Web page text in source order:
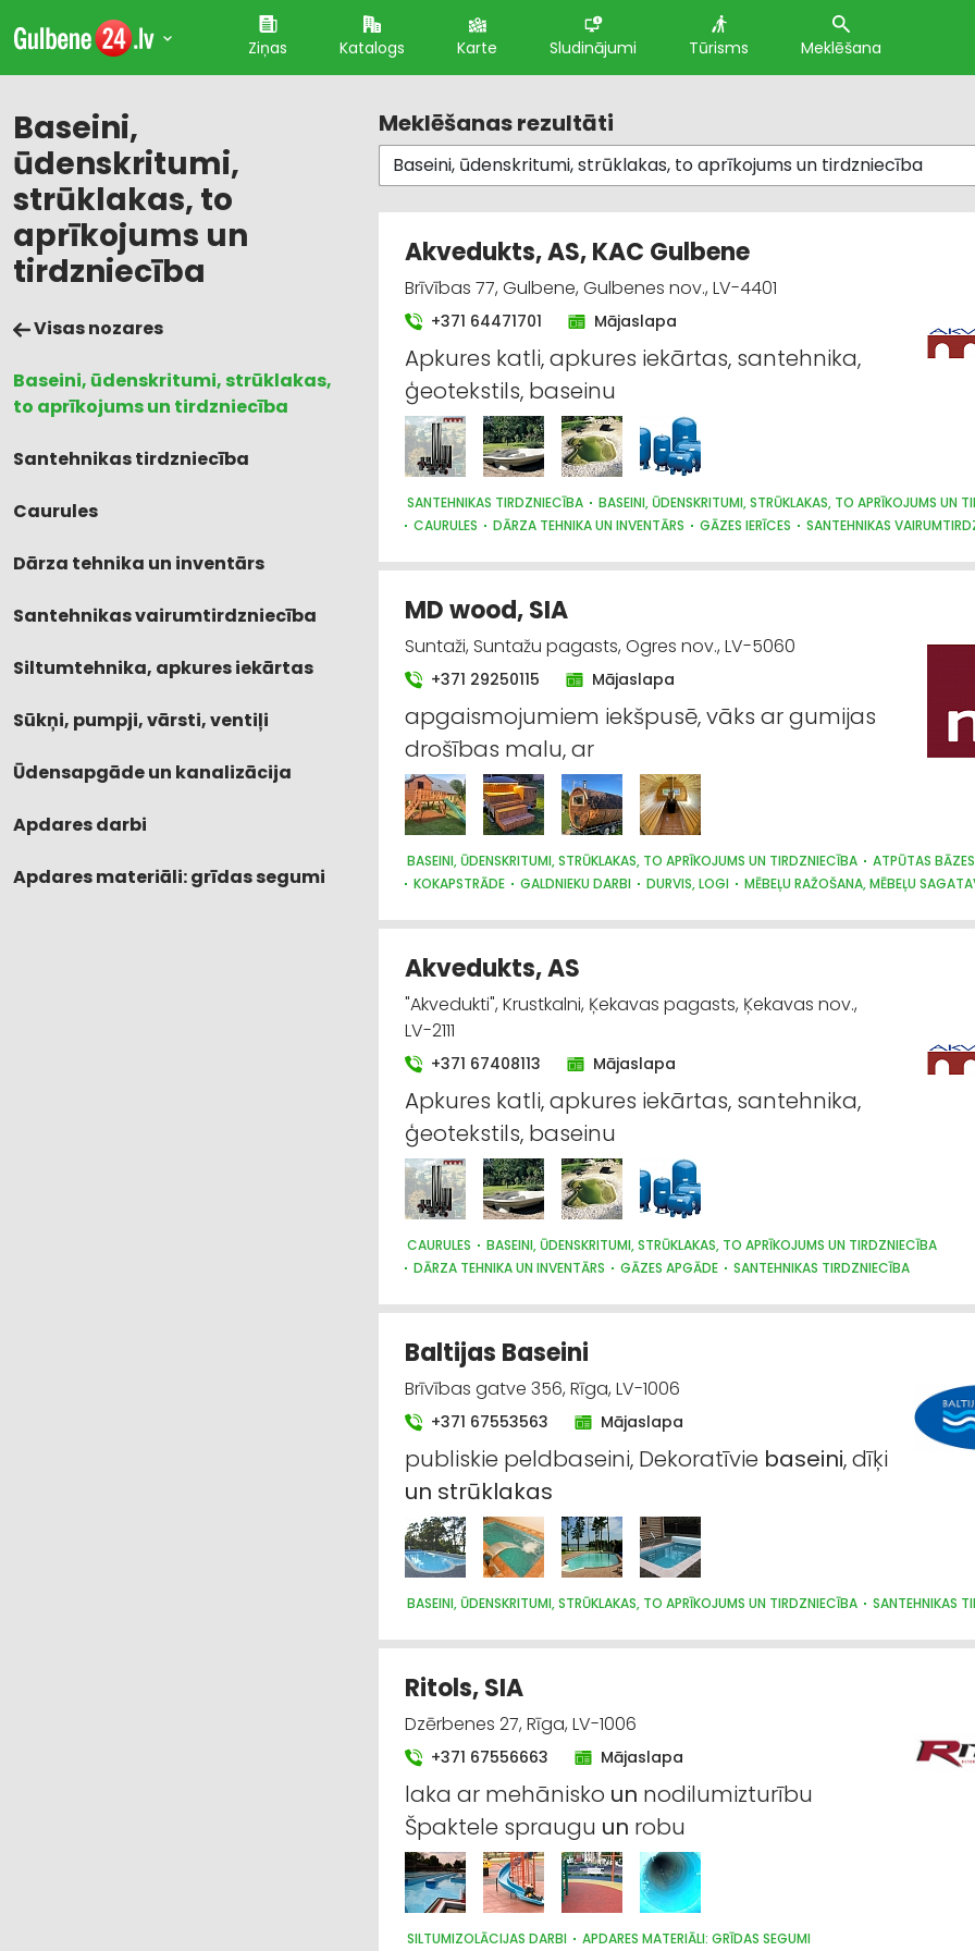
Ziņas Katalogs Karte Sludinājumi Tūrisms Meklēšana
Baseini,
ūdenskritumi,
strūklakas, to
aprīkojums un
tirdzniecība
Visas nozares
Baseini, ūdenskritumi, strūklakas,
to aprīkojums un tirdzniecība
Santehnikas tirdzniecība
Caurules
Dārza tehnika un inventārs
Santehnikas vairumtirdzniecība
Siltumtehnika, apkures iekārtas
Sūkņi, pumpji, vārsti, ventiļi
Ūdensapgāde un kanalizācija
Apdares darbi
Apdares materiāli: grīdas segumi
Meklēšanas rezultāti
Akvedukts, AS, KAC Gulbene
Brīvības 77, Gulbene, Gulbenes nov., LV-4401
+371 64471701 Mājaslapa
Apkures katli, apkures iekārtas, santehnika,
ģeotekstils, baseinu
SANTEHNIKAS TIRDZNIECĪBA
BASEINI, ŪDENSKRITUMI, STRŪKLAKAS, TO APRĪKOJUMS UN
CAURULES
DĀRZA TEHNIKA UN INVENTĀRS GĀZES IERĪCES
SANTEHNIKAS
ŪDENSAPGĀDE UN KANALIZĀCIJA
MD wood, SIA
Suntaži, Suntažu pagasts, Ogres nov., LV-5060
+371 29250115 Mājaslapa
apgaismojumiem iekšpusē, vāks ar gumijas
drošības malu, ar
BASEINI, ŪDENSKRITUMI, STRŪKLAKAS, TO APRĪKOJUMS UN TIRDZNIECĪBA
ATPŪTAS
KOKAPSTRĀDE
GALDNIEKU DARBI DURVIS, LOGI
MĒBEĻU RAŽOŠANA, MĒBEĻU
Akvedukts, AS
"Akvedukti", Krustkalni, Ķekavas pagasts, Ķekavas nov.,
LV-2111
+371 67408113 Mājaslapa
Apkures katli, apkures iekārtas, santehnika,
ģeotekstils, baseinu
CAURULES
BASEINI, ŪDENSKRITUMI, STRŪKLAKAS, TO APRĪKOJUMS UN TIRDZNIECĪBA
DĀRZA TEHNIKA UN INVENTĀRS
GĀZES APGĀDE
SANTEHNIKAS TIRDZNIECĪBA
SŪKŅI, PUMPJI, VĀRSTI, VENTIĻI
ŪDENSAPGĀDE UN KANALIZĀCIJA
Baltijas Baseini
Brīvības gatve 356, Rīga, LV-1006
+371 67553563 Mājaslapa
publiskie peldbaseini, Dekoratīvie baseini, dīķi
un strūklakas
BASEINI, ŪDENSKRITUMI, STRŪKLAKAS, TO APRĪKOJUMS UN TIRDZNIECĪBA SANTEHNIKAS
Ritols, SIA
Dzērbenes 27, Rīga, LV-1006
+371 67556663 Mājaslapa
laka ar mehānisko un nodilumizturību
Špaktele spraugu un robu
SILTUMIZOLĀCIJAS DARBI APDARES MATERIĀLI: GRĪDAS SEGUMI